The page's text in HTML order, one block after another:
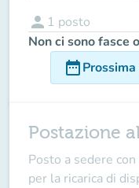
person 1 posto
Non ci sono fasce
date_range
Postazione
Posto a sedere
per la ricarica di